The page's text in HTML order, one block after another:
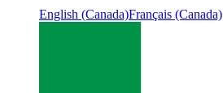
English (Canada)Français (Canada)